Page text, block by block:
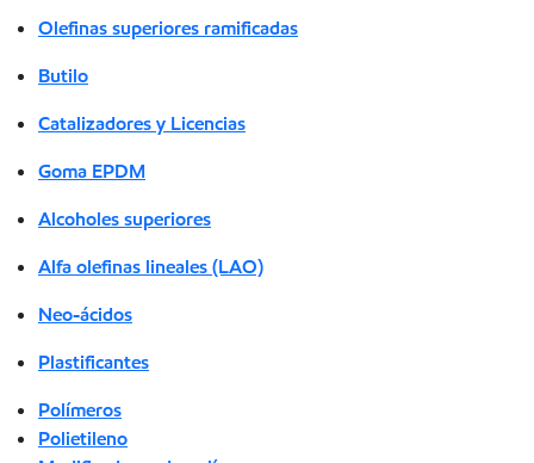
Olefinas superiores ramificadas
Butilo
Catalizadores y Licencias
Goma EPDM
Alcoholes superiores
Alfa olefinas lineales (LAO)
Neo-ácidos
Plastificantes
Polímeros
Polietileno